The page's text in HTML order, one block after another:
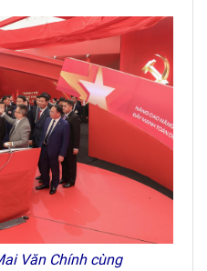
Văn Chính cùng